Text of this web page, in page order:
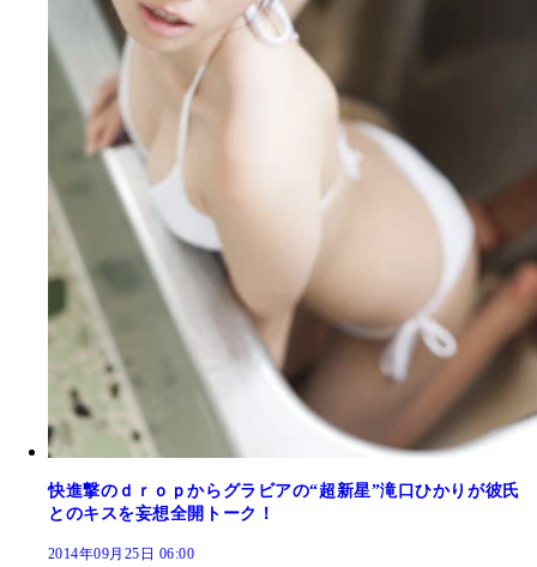
快進撃のｄｒｏｐからグラビアの“超新星”滝口ひかりが彼氏
とのキスを妄想全開トーク！
2014年09月25日 06:00